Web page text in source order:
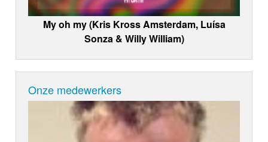
My oh my (Kris Kross Amsterdam, Luísa
Sonza & Willy William)
Onze medewerkers